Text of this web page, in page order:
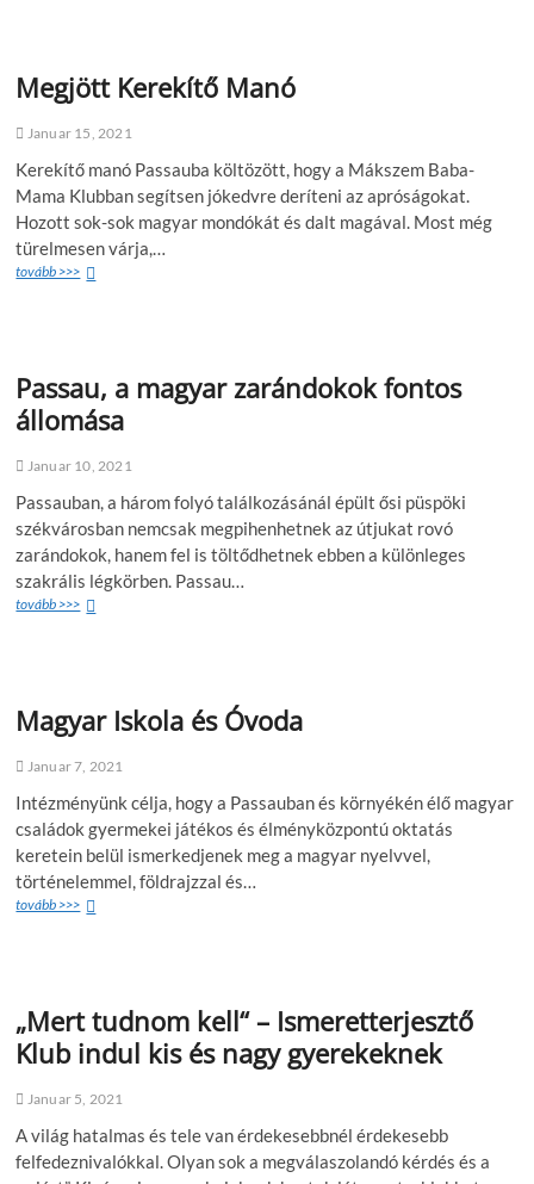
Megjött Kerekítő Manó
Januar 15, 2021
Kerekítő manó Passauba költözött, hogy a Mákszem Baba-
Mama Klubban segítsen jókedvre deríteni az apróságokat.
Hozott sok-sok magyar mondókát és dalt magával. Most még
türelmesen várja,…
tovább >>>
Passau, a magyar zarándokok fontos
állomása
Januar 10, 2021
Passauban, a három folyó találkozásánál épült ősi püspöki
székvárosban nemcsak megpihenhetnek az útjukat rovó
zarándokok, hanem fel is töltődhetnek ebben a különleges
szakrális légkörben. Passau…
tovább >>>
Magyar Iskola és Óvoda
Januar 7, 2021
Intézményünk célja, hogy a Passauban és környékén élő magyar
családok gyermekei játékos és élményközpontú oktatás
keretein belül ismerkedjenek meg a magyar nyelvvel,
történelemmel, földrajzzal és…
tovább >>>
„Mert tudnom kell“ – Ismeretterjesztő
Klub indul kis és nagy gyerekeknek
Januar 5, 2021
A világ hatalmas és tele van érdekesebbnél érdekesebb
felfedeznivalókkal. Olyan sok a megválaszolandó kérdés és a